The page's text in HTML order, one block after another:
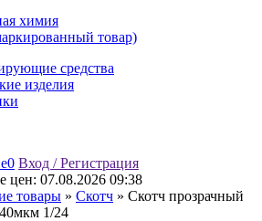
химия
товар)
средства
изделия
0 Вход / Регистрация
цен: 07.08.2026 09:38
товары » Скотч » Скотч прозрачный
1/24